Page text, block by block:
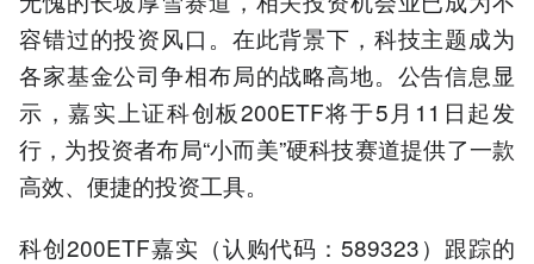
容错过的投资风口。在此背景下，科技主题成为
各家基金公司争相布局的战略高地。公告信息显
示，嘉实上证科创板200ETF将于5月11日起发
行，为投资者布局“小而美”硬科技赛道提供了一款
高效、便捷的投资工具。
科创200ETF嘉实（认购代码：589323）跟踪的